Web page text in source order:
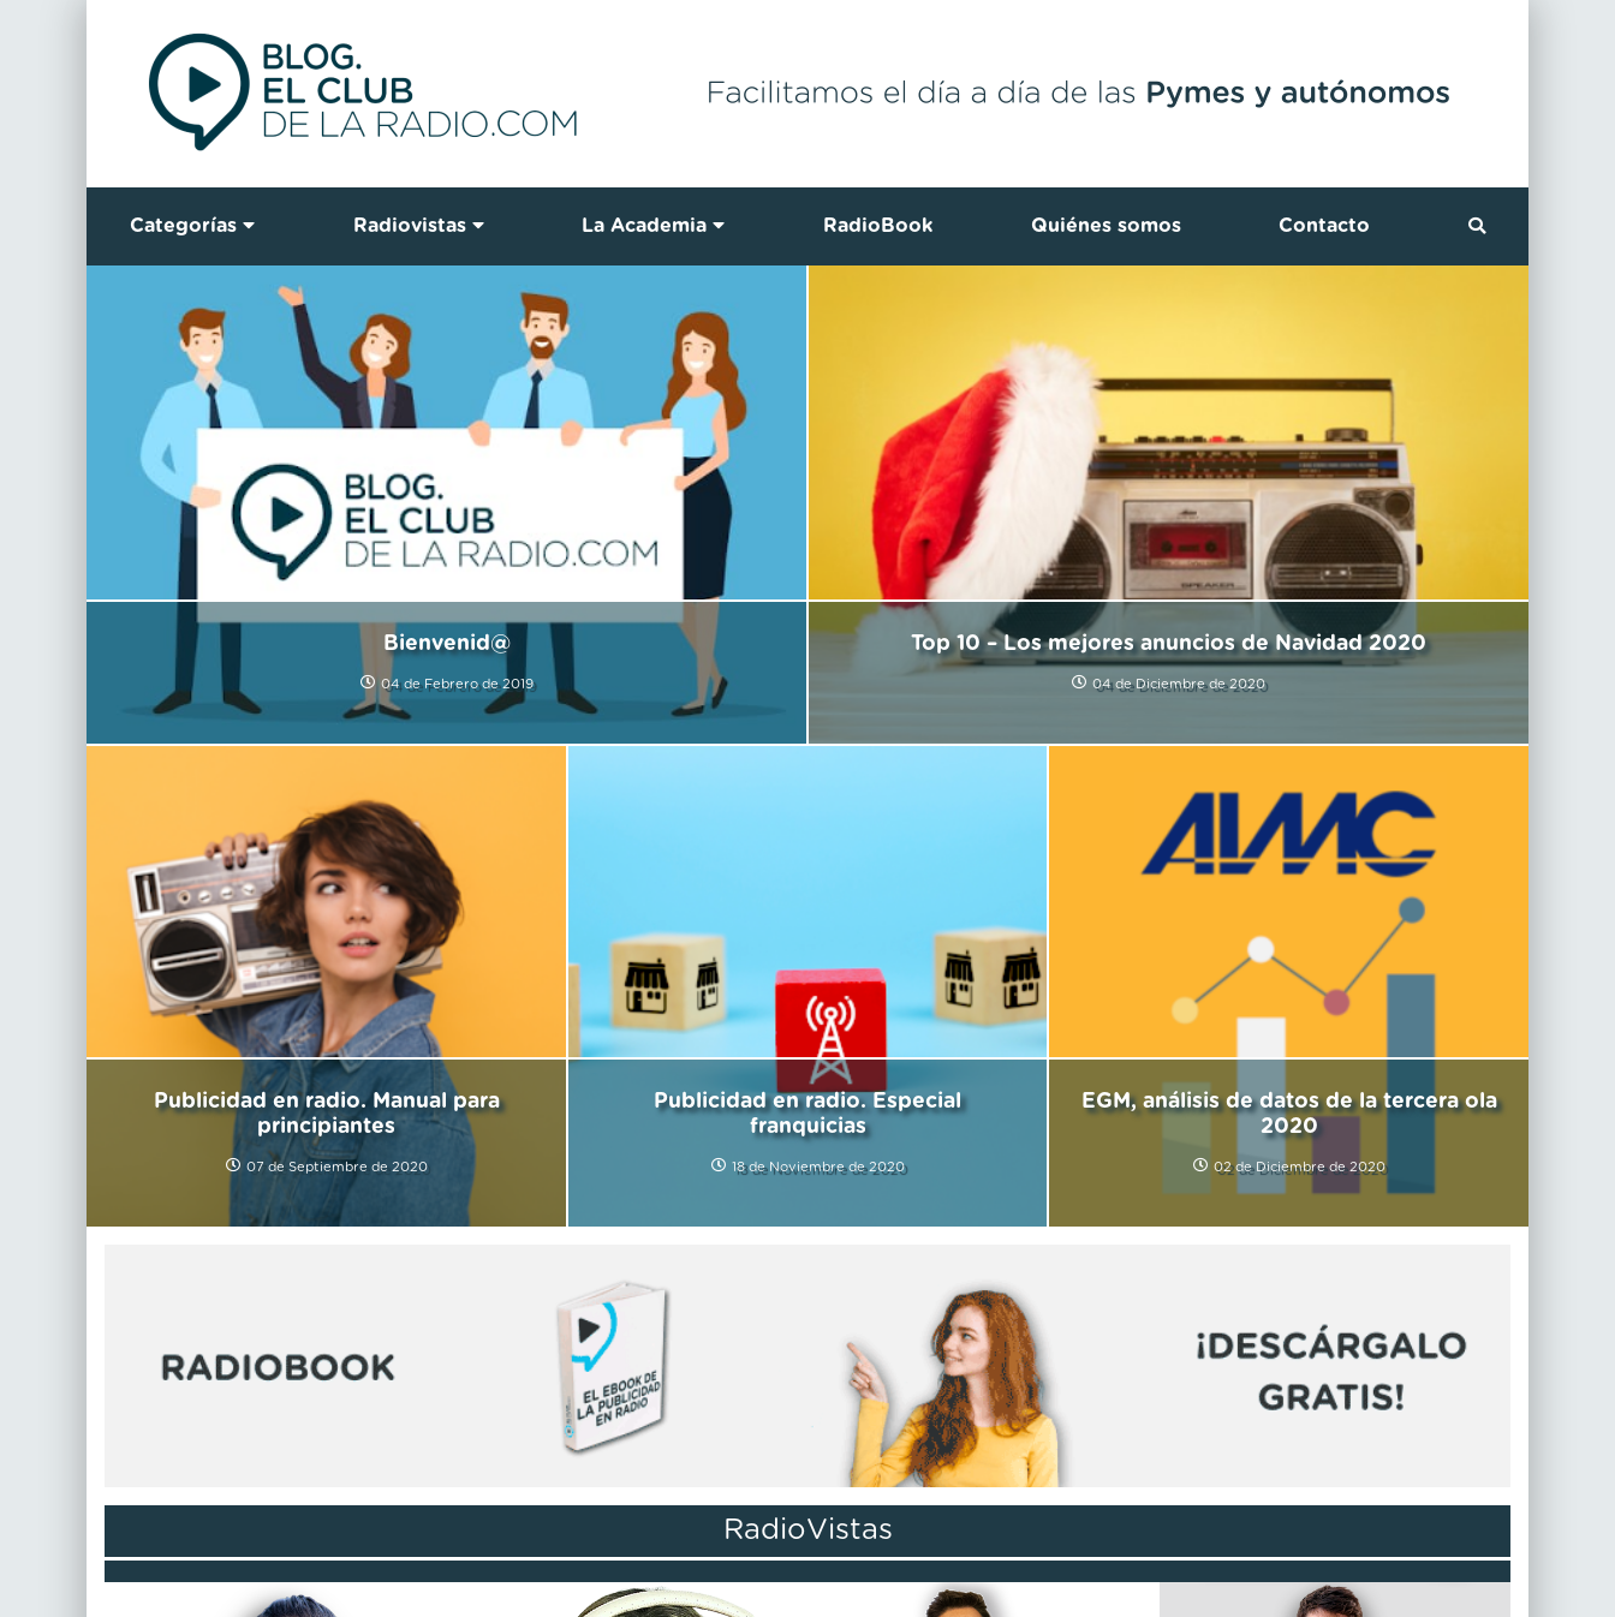
Categorías Radiovistas La Academia RadioBook Quiénes somos Contacto
Bienvenid@
04 de Febrero de 2019
Top 10 – Los mejores anuncios de Navidad 2020
04 de Diciembre de 2020
Publicidad en radio. Manual para
principiantes
07 de Septiembre de 2020
Publicidad en radio. Especial
franquicias
18 de Noviembre de 2020
EGM, análisis de datos de la tercera ola
2020
02 de Diciembre de 2020
RadioVistas